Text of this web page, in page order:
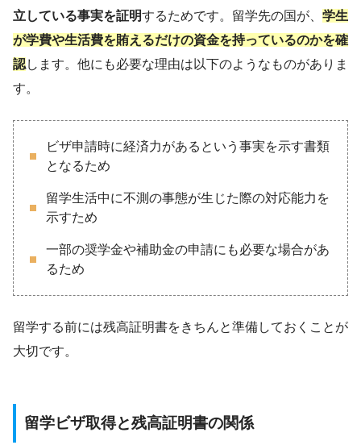
立している事実を証明するためです。留学先の国が、 学生
が学費や生活費を賄えるだけの資金を持っているのかを確
認します。他にも必要な理由は以下のようなものがありま
す。
ビザ申請時に経済力があるという事実を示す書類
となるため
留学生活中に不測の事態が生じた際の対応能力を
示すため
一部の奨学金や補助金の申請にも必要な場合があ
るため
留学する前には残高証明書をきちんと準備しておくことが
大切です。
留学ビザ取得と残高証明書の関係